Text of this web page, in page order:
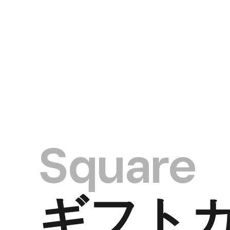
Square
ギフト